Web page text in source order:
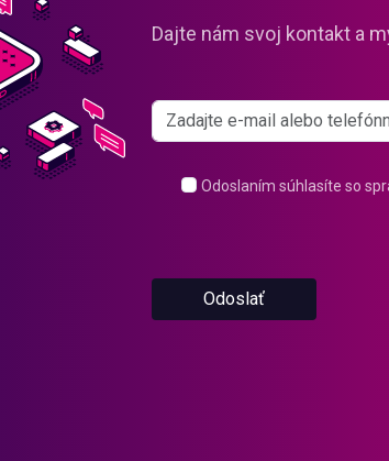
Dajte nám svoj kontakt a
Odoslaním súhlasíte so
Odoslať